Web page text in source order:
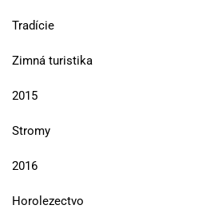
Tradície
Zimná turistika
2015
Stromy
2016
Horolezectvo